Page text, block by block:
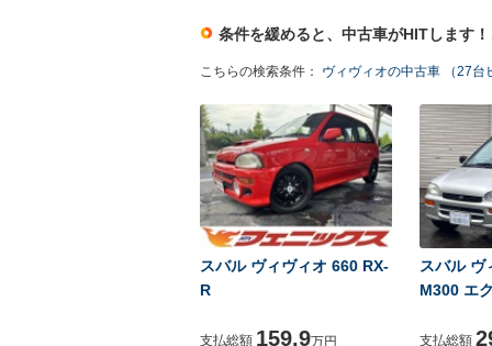
条件を緩めると、中古車がHITします
こちらの検索条件： ヴィヴィオの中古車 （27台
スバル ヴィヴィオ 660 RX-
R
支払総額 159.9万円
スバル ヴ
M300 エ
支払総額